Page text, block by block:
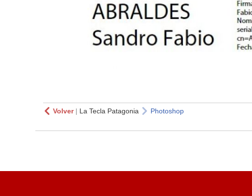
Volver| La Tecla Patagonia Photoshop